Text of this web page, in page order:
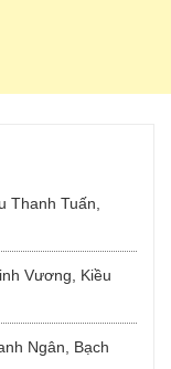
Thanh Tuấn,
Vương, Kiều
Ngân, Bạch